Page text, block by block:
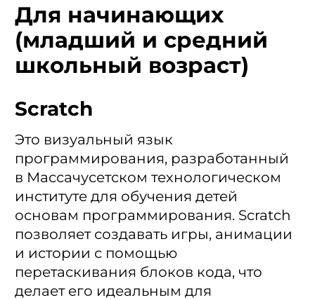
Для начинающих
(младший и средний
школьный возраст)
Scratch
Это визуальный язык
программирования, разработанный
в Массачусетском технологическом
институте для обучения детей
основам программирования. Scratch
позволяет создавать игры, анимации
и истории с помощью
перетаскивания блоков кода, что
делает его идеальным для